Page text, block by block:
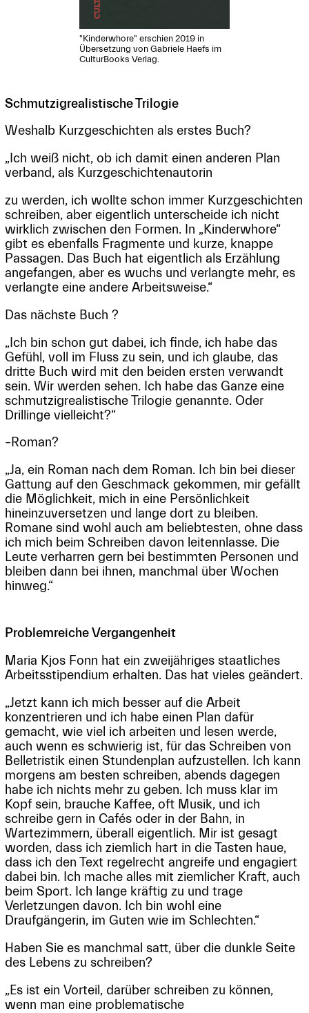
"Kinderwhore" erschien 2019 in
Übersetzung von Gabriele Haefs im
CulturBooks Verlag.
Schmutzigrealistische Trilogie
Weshalb Kurzgeschichten als erstes Buch?
„Ich weiß nicht, ob ich damit einen anderen Plan
verband, als Kurzgeschichtenautorin
zu werden, ich wollte schon immer Kurzgeschichten
schreiben, aber eigentlich unterscheide ich nicht
wirklich zwischen den Formen. In „Kinderwhore“
gibt es ebenfalls Fragmente und kurze, knappe
Passagen. Das Buch hat eigentlich als Erzählung
angefangen, aber es wuchs und verlangte mehr, es
verlangte eine andere Arbeitsweise.“
Das nächste Buch ?
„Ich bin schon gut dabei, ich finde, ich habe das
Gefühl, voll im Fluss zu sein, und ich glaube, das
dritte Buch wird mit den beiden ersten verwandt
sein. Wir werden sehen. Ich habe das Ganze eine
schmutzigrealistische Trilogie genannte. Oder
Drillinge vielleicht?“
–Roman?
„Ja, ein Roman nach dem Roman. Ich bin bei dieser
Gattung auf den Geschmack gekommen, mir gefällt
die Möglichkeit, mich in eine Persönlichkeit
hineinzuversetzen und lange dort zu bleiben.
Romane sind wohl auch am beliebtesten, ohne dass
ich mich beim Schreiben davon leitennlasse. Die
Leute verharren gern bei bestimmten Personen und
bleiben dann bei ihnen, manchmal über Wochen
hinweg.“
Problemreiche Vergangenheit
Maria Kjos Fonn hat ein zweijähriges staatliches
Arbeitsstipendium erhalten. Das hat vieles geändert.
„Jetzt kann ich mich besser auf die Arbeit
konzentrieren und ich habe einen Plan dafür
gemacht, wie viel ich arbeiten und lesen werde,
auch wenn es schwierig ist, für das Schreiben von
Belletristik einen Stundenplan aufzustellen. Ich kann
morgens am besten schreiben, abends dagegen
habe ich nichts mehr zu geben. Ich muss klar im
Kopf sein, brauche Kaffee, oft Musik, und ich
schreibe gern in Cafés oder in der Bahn, in
Wartezimmern, überall eigentlich. Mir ist gesagt
worden, dass ich ziemlich hart in die Tasten haue,
dass ich den Text regelrecht angreife und engagiert
dabei bin. Ich mache alles mit ziemlicher Kraft, auch
beim Sport. Ich lange kräftig zu und trage
Verletzungen davon. Ich bin wohl eine
Draufgängerin, im Guten wie im Schlechten.“
Haben Sie es manchmal satt, über die dunkle Seite
des Lebens zu schreiben?
„Es ist ein Vorteil, darüber schreiben zu können,
wenn man eine problematische